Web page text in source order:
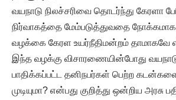
வயநாடு நிலச்சரிவை தொடர்ந்து கேரளா
நிர்வாகத்தை மேம்படுத்துவதை
வழக்கை கேரள உயர்நீதிமன்றம் தாமாகவே
இந்த வழக்கு விசாரணையின்போது வயநாடு
பாதிக்கப்பட்ட தனிநபர்கள் பெற்ற
முடியுமா? என்பது குறித்து ஒன்றிய அரசு